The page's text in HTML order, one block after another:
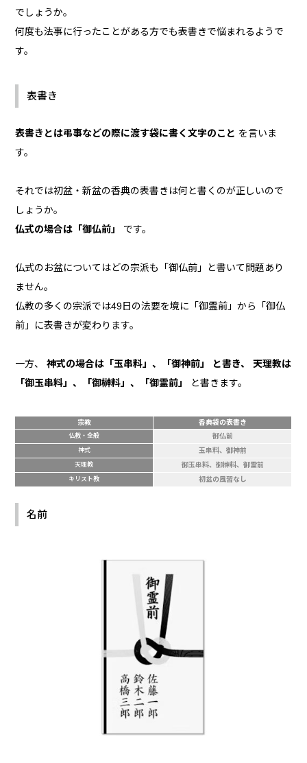
でしょうか。
何度も法事に行ったことがある方でも表書きで悩まれるようで
す。
表書き
表書きとは弔事などの際に渡す袋に書く文字のこと を言いま
す。
それでは初盆・新盆の香典の表書きは何と書くのが正しいので
しょうか。
仏式の場合は「御仏前」
です。
仏式のお盆についてはどの宗派も「御仏前」と書いて問題あり
ません。
仏教の多くの宗派では49日の法要を境に「御霊前」から「御仏
前」に表書きが変わります。
一方、神式の場合は「玉串料」、「御神前」 と書き、 天理教は
「御玉串料」、「御榊料」、「御霊前」
と書きます。
宗教 香典袋の表書き
仏教・全般 御仏前
神式 玉串料、御神前
天理教 御玉串料、御榊料、御霊前
キリスト教 初盆の風習なし
名前